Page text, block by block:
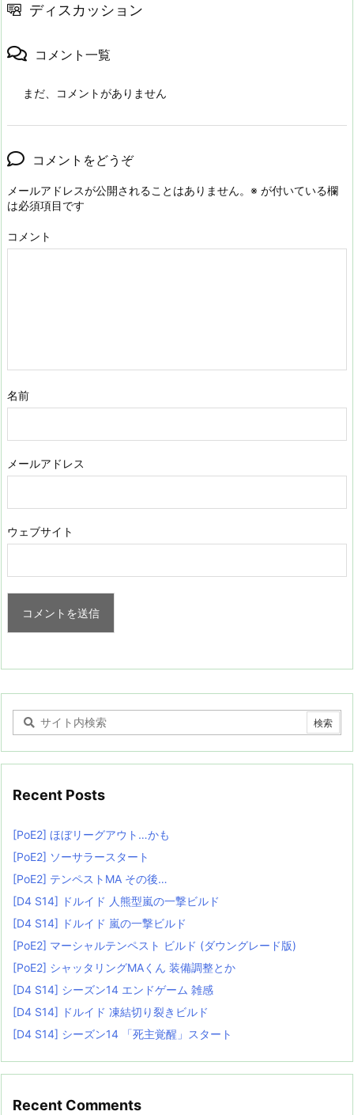
ディスカッション
コメント一覧
まだ、コメントがありません
コメントをどうぞ
メールアドレスが公開されることはありません。 ※ が付いている欄
は必須項目です
コメント
名前
メールアドレス
ウェブサイト
Recent Posts
[PoE2] ほぼリーグアウト…かも
[PoE2] ソーサラースタート
[PoE2] テンペストMA その後…
[D4 S14] ドルイド 人熊型嵐の一撃ビルド
[D4 S14] ドルイド 嵐の一撃ビルド
[PoE2] マーシャルテンペスト ビルド (ダウングレード版)
[PoE2] シャッタリングMAくん 装備調整とか
[D4 S14] シーズン14 エンドゲーム 雑感
[D4 S14] ドルイド 凍結切り裂きビルド
[D4 S14] シーズン14 「死主覚醒」スタート
Recent Comments